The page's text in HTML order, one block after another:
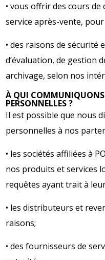
• vous offrir des cours
service après-vente,
• des raisons de sécurité
d’évaluation, de gestion
archivage, selon nos
À QUI
PERSONNELLES ?
Il est possible que nous
personnelles à nos
• les sociétés affiliées à
nos produits et services
requêtes ayant trait à
• les distributeurs et
raisons;
• des fournisseurs de